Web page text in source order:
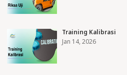
Training Kalibrasi
Jan 14, 2026